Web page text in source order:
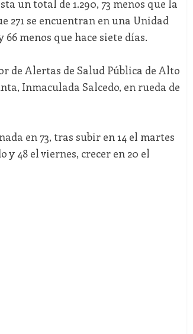
un total de 1.290, 73 menos que la
271 se encuentran en una Unidad
66 menos que hace siete días.
de Alertas de Salud Pública de Alto
Inmaculada Salcedo, en rueda de
en 73, tras subir en 14 el martes
y 48 el viernes, crecer en 20 el